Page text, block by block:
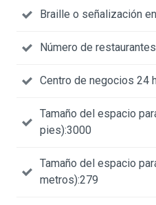
Braille o señalización
Número de
Centro de negocios 24
Tamaño del espacio
pies):3000
Tamaño del espacio
metros):279